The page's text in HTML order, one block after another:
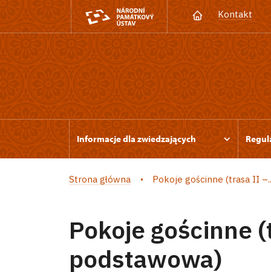
Kontakt
Informacje dla zwiedzających
Strona główna Pokoje gościnne (trasa II
Pokoje gościnne
podstawowa)